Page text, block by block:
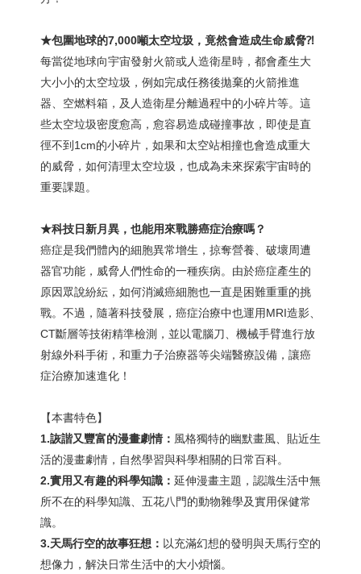
★包圍地球的7,000噸太空垃圾，竟然會造成生命威脅⁈
每當從地球向宇宙發射火箭或人造衛星時，都會產生大
大小小的太空垃圾，例如完成任務後拋棄的火箭推進
器、空燃料箱，及人造衛星分離過程中的小碎片等。這
些太空垃圾密度愈高，愈容易造成碰撞事故，即使是直
徑不到1cm的小碎片，如果和太空站相撞也會造成重大
的威脅，如何清理太空垃圾，也成為未來探索宇宙時的
重要課題。
★科技日新月異，也能用來戰勝癌症治療嗎？
癌症是我們體內的細胞異常增生，掠奪營養、破壞周遭
器官功能，威脅人們性命的一種疾病。由於癌症產生的
原因眾說紛紜，如何消滅癌細胞也一直是困難重重的挑
戰。不過，隨著科技發展，癌症治療中也運用MRI造影、
CT斷層等技術精準檢測，並以電腦刀、機械手臂進行放
射線外科手術，和重力子治療器等尖端醫療設備，讓癌
症治療加速進化！
【本書特色】
1.詼諧又豐富的漫畫劇情： 風格獨特的幽默畫風、貼近生
活的漫畫劇情，自然學習與科學相關的日常百科。
2.實用又有趣的科學知識： 延伸漫畫主題，認識生活中無
所不在的科學知識、五花八門的動物雜學及實用保健常
識。
3.天馬行空的故事狂想： 以充滿幻想的發明與天馬行空的
想像力，解決日常生活中的大小煩惱。